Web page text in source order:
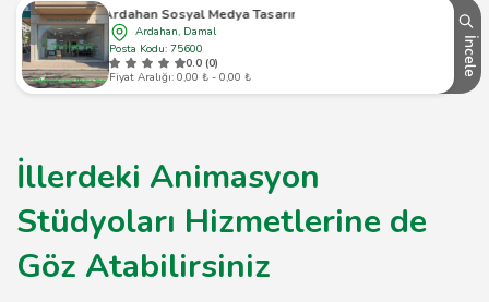
Ardahan Sosyal Medya Tasarımı
Ardahan, Damal
Posta Kodu: 75600
0.0 (0)
Fiyat Aralığı: 0,00 ₺ - 0,00 ₺
İncele
İllerdeki Animasyon
Stüdyoları Hizmetlerine de
Göz Atabilirsiniz